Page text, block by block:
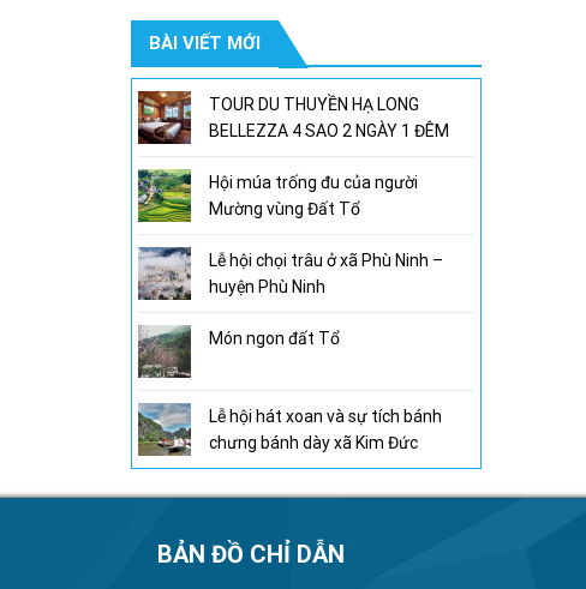
800,000₫.
BÀI VIẾT MỚI
TOUR DU THUYỀN HẠ LONG
BELLEZZA 4 SAO 2 NGÀY 1 ĐÊM
Hội múa trống đu của người
Mường vùng Đất Tổ
Lễ hội chọi trâu ở xã Phù Ninh –
huyện Phù Ninh
Món ngon đất Tổ
Lễ hội hát xoan và sự tích bánh
chưng bánh dày xã Kim Đức
BẢN ĐỒ CHỈ DẪN